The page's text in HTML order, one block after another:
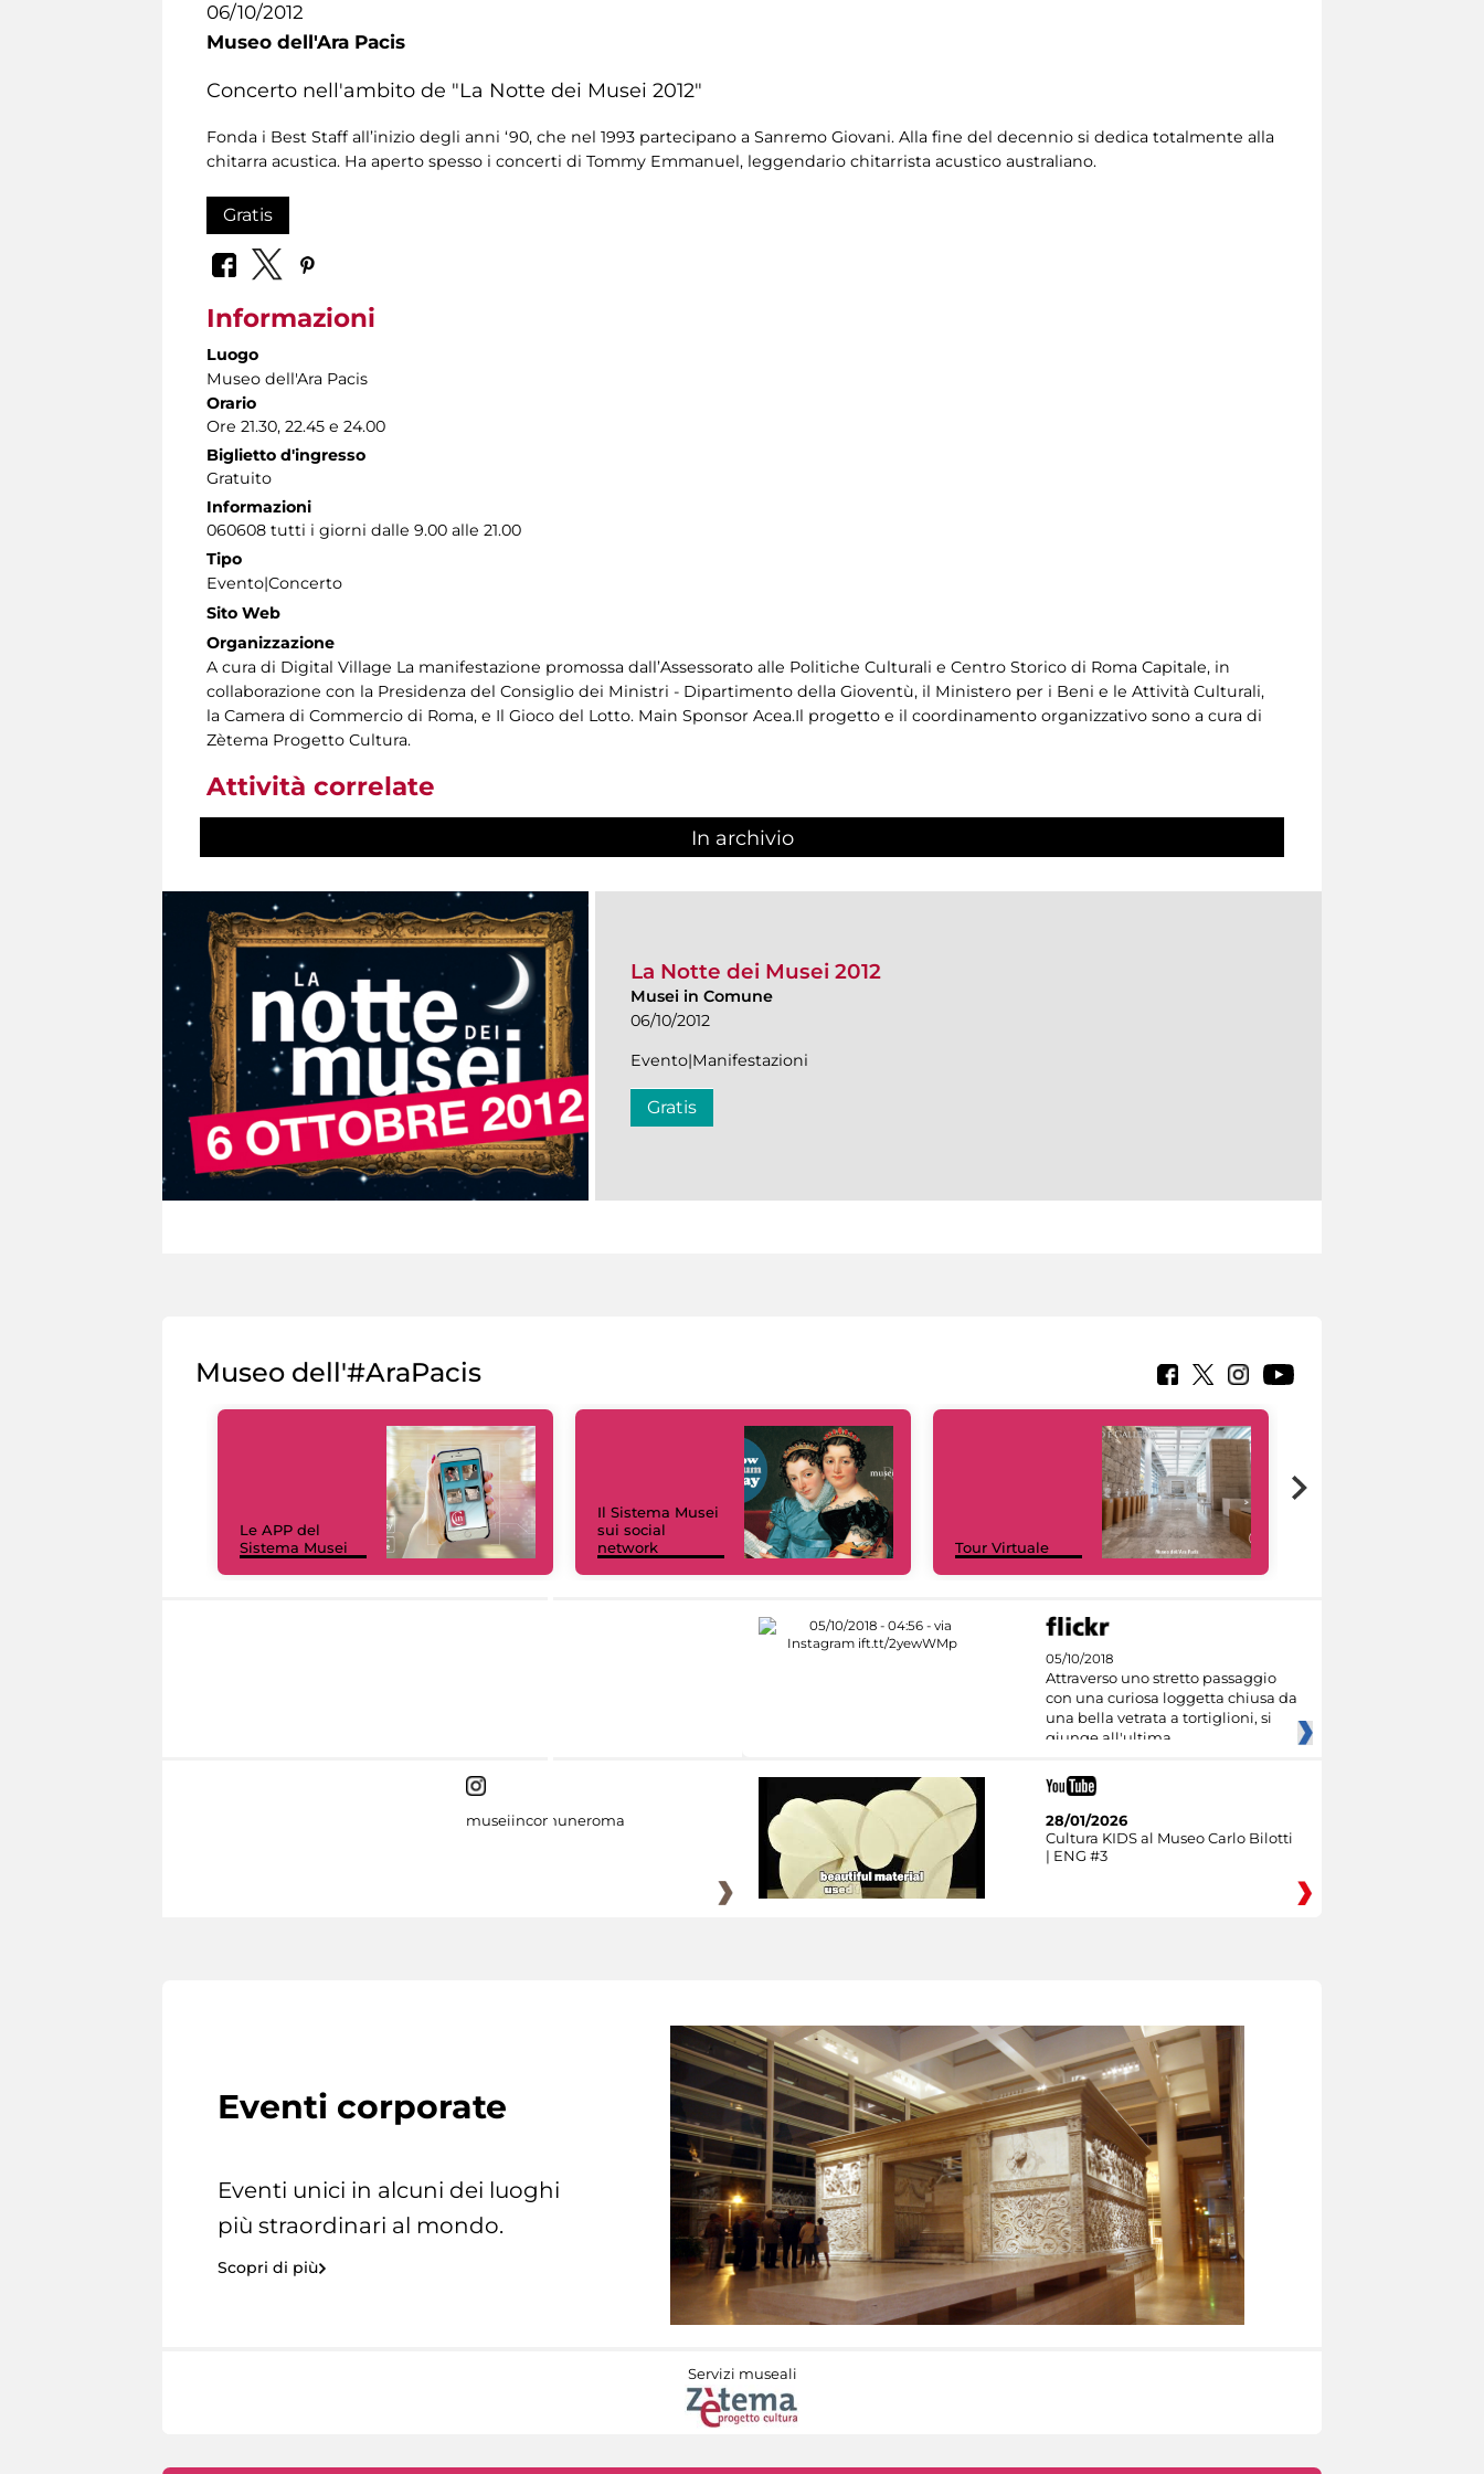
06/10/2012
Museo dell'Ara Pacis
Concerto nell'ambito de "La Notte dei Musei 2012"
Fonda i Best Staff all’inizio degli anni ‘90, che nel 1993 partecipano a Sanremo Giovani. Alla fine del decennio si dedica totalmente alla
chitarra acustica. Ha aperto spesso i concerti di Tommy Emmanuel, leggendario chitarrista acustico australiano.
Gratis
Informazioni
Luogo
Museo dell'Ara Pacis
Orario
Ore 21.30, 22.45 e 24.00
Biglietto d'ingresso
Gratuito
Informazioni
060608 tutti i giorni dalle 9.00 alle 21.00
Tipo
Evento|Concerto
Sito Web
Organizzazione
A cura di Digital Village La manifestazione promossa dall’Assessorato alle Politiche Culturali e Centro Storico di Roma Capitale, in
collaborazione con la Presidenza del Consiglio dei Ministri - Dipartimento della Gioventù, il Ministero per i Beni e le Attività Culturali,
la Camera di Commercio di Roma, e Il Gioco del Lotto. Main Sponsor Acea.Il progetto e il coordinamento organizzativo sono a cura di
Zètema Progetto Cultura.
Attività correlate
In archivio
La Notte dei Musei 2012
Musei in Comune
06/10/2012
Evento|Manifestazioni
Gratis
Museo dell'#AraPacis
Le APP del
Sistema Musei
Il Sistema Musei
sui social
network
Tour Virtuale
05/10/2018
Attraverso uno stretto passaggio
con una curiosa loggetta chiusa da
una bella vetrata a tortiglioni, si
giunge all'ultima
museiincomuneroma
28/01/2026
Cultura KIDS al Museo Carlo Bilotti
| ENG #3
Eventi corporate
Eventi unici in alcuni dei luoghi
più straordinari al mondo.
Scopri di più
Servizi museali